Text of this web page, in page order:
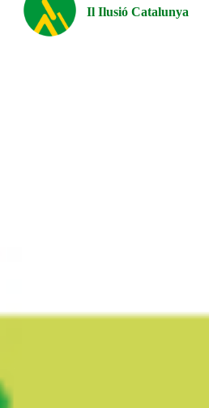
Il Ilusió Catalunya